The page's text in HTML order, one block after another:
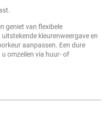
geniet van flexibele
kleurenweergave en
aanpassen. Een dure
omzeilen via huur- of